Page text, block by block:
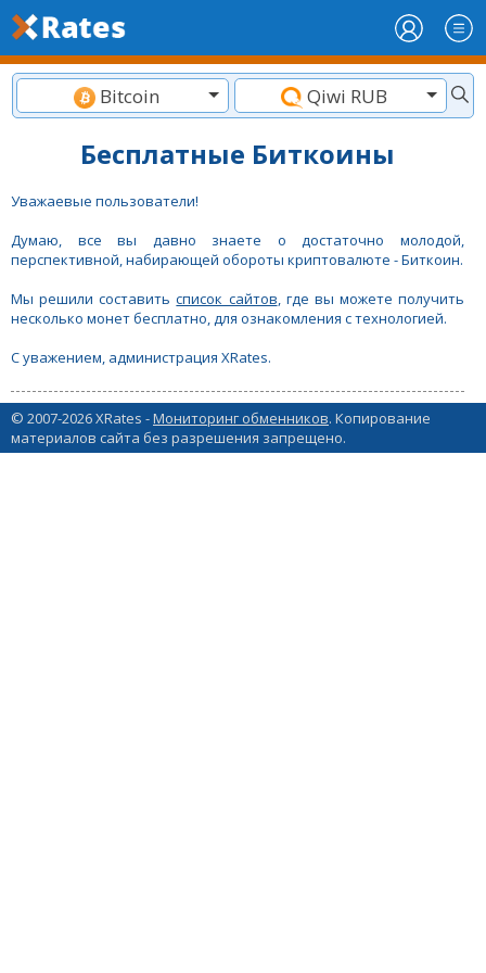
Bitcoin Qiwi RUB
Бесплатные Биткоины
Уважаевые пользователи!
Думаю, все вы давно знаете о достаточно молодой,
перспективной, набирающей обороты криптовалюте - Биткоин.
Мы решили составитьсписок сайтов, где вы можете получить
несколько монет бесплатно, для ознакомления с технологией.
С уважением, администрация XRates.
© 2007-2026 XRates -Мониторинг обменников. Копирование
материалов сайта без разрешения запрещено.